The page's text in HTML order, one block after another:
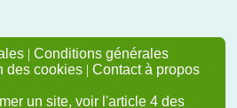
| Conditions générales
des cookies | Contact à propos
un site, voir l'article 4 des